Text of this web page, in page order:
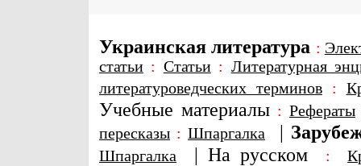
Украинская литература :
статьи : Статьи: Литературная
литературоведческих терминов:
Учебные материалы : Рефераты
пересказы : Шпаргалка |
Шпаргалка | На русском :